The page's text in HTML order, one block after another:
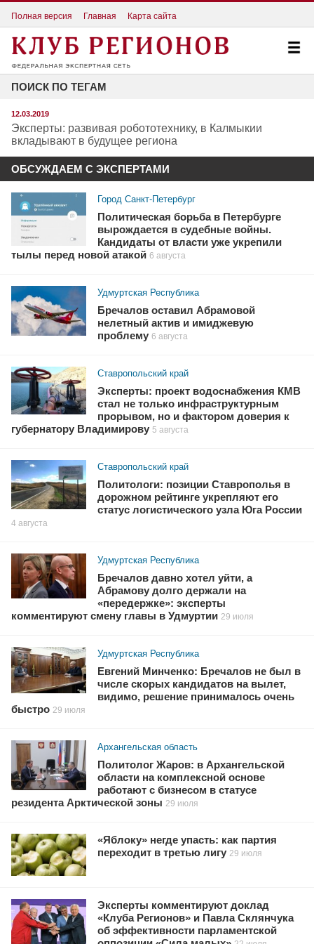
Полная версия Главная Карта сайта
ПОИСК ПО ТЕГАМ
12.03.2019
Эксперты: развивая робототехнику, в Калмыкии
вкладывают в будущее региона
ОБСУЖДАЕМ С ЭКСПЕРТАМИ
Город Санкт-Петербург
Политическая борьба в Петербурге
вырождается в судебные войны.
Кандидаты от власти уже укрепили
тылы перед новой атакой 6 августа
Удмуртская Республика
Бречалов оставил Абрамовой
нелетный актив и имиджевую
проблему 6 августа
Ставропольский край
Эксперты: проект водоснабжения КМВ
стал не только инфраструктурным
прорывом, но и фактором доверия к
губернатору Владимирову 5 августа
Ставропольский край
Политологи: позиции Ставрополья в
дорожном рейтинге укрепляют его
статус логистического узла Юга России
4 августа
Удмуртская Республика
Бречалов давно хотел уйти, а
Абрамову долго держали на
«передержке»: эксперты
комментируют смену главы в Удмуртии 29 июля
Удмуртская Республика
Евгений Минченко: Бречалов не был в
числе скорых кандидатов на вылет,
видимо, решение принималось очень
быстро 29 июля
Архангельская область
Политолог Жаров: в Архангельской
области на комплексной основе
работают с бизнесом в статусе
резидента Арктической зоны 29 июля
«Яблоку» негде упасть: как партия
переходит в третью лигу 29 июля
Эксперты комментируют доклад
«Клуба Регионов» и Павла Склянчука
об эффективности парламентской